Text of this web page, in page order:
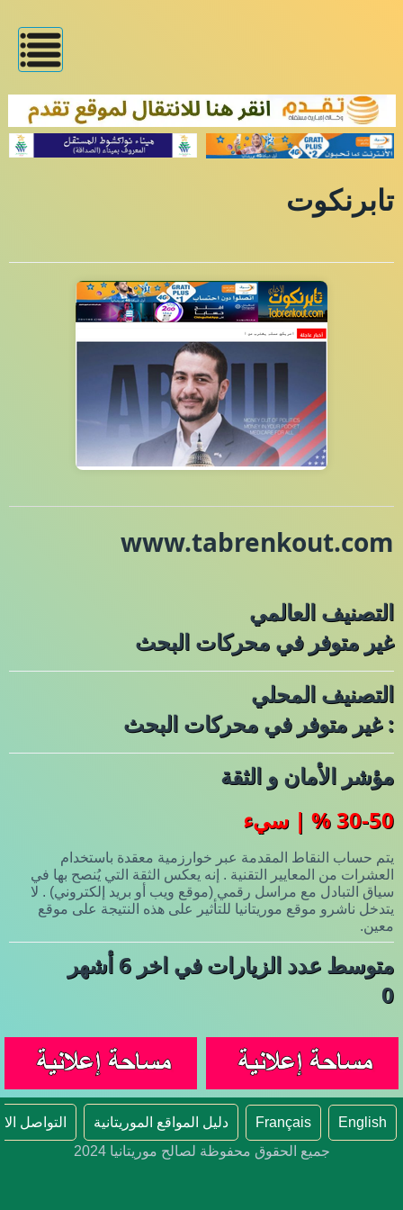
تابرنكوت
www.tabrenkout.com
التصنيف العالمي
غير متوفر في محركات البحث
التصنيف المحلي
: غير متوفر في محركات البحث
مؤشر الأمان و الثقة
30-50 % | سيء
يتم حساب النقاط المقدمة عبر خوارزمية معقدة باستخدام
العشرات من المعايير التقنية . إنه يعكس الثقة التي يُنصح بها في
سياق التبادل مع مراسل رقمي (موقع ويب أو بريد إلكتروني) . لا
يتدخل ناشرو موقع موريتانيا للتأثير على هذه النتيجة على موقع
معين.
متوسط عدد الزيارات في اخر 6 أشهر
0
English
Français دليل المواقع الموريتانية
التواصل
جميع الحقوق محفوظة لصالح موريتانيا 2024